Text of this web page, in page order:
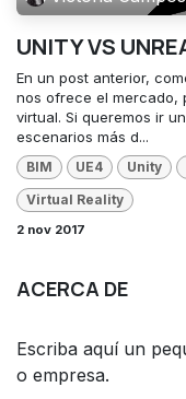
UNITY VS
En un post anterior,
nos ofrece el mercado,
virtual. Si queremos ir
escenarios más d...
BIM UE4 Unity
Virtual Reality
2 nov 2017
ACERCA DE
Escriba aquí un
o empresa.